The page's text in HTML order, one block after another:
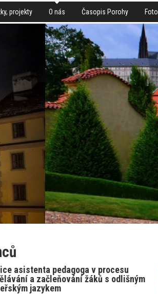
projekty O nás Časopis Porohy Foto
asistenta pedagoga v procesu
a začleňování žáků s odlišným
jazykem